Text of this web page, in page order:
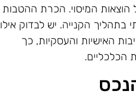
המיסוי. הכרת ההטבות
בתהליך הקנייה. יש לבדוק אילו
האישיות והעסקיות, כך
הכלכליים.